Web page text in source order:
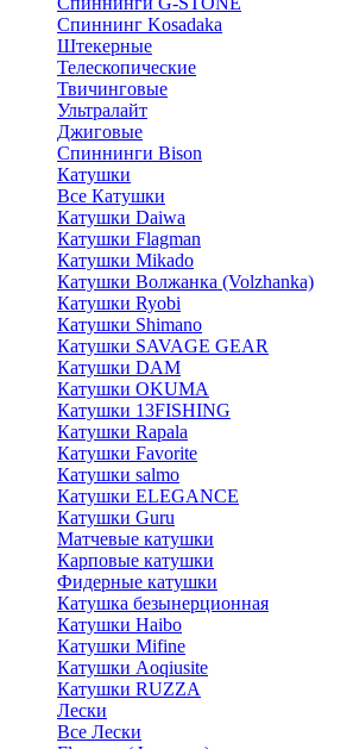
Спиннинг Kosadaka
Штекерные
Телескопические
Твичинговые
Ультралайт
Джиговые
Спиннинги Bison
Катушки
Все Катушки
Катушки Daiwa
Катушки Flagman
Катушки Mikado
Катушки Волжанка (Volzhanka)
Катушки Ryobi
Катушки Shimano
Катушки SAVAGE GEAR
Катушки DAM
Катушки OKUMA
Катушки 13FISHING
Катушки Rapala
Катушки Favorite
Катушки salmo
Катушки ELEGANCE
Катушки Guru
Матчевые катушки
Карповые катушки
Фидерные катушки
Катушка безынерционная
Катушки Haibo
Катушки Mifine
Катушки Aoqiusite
Катушки RUZZA
Лески
Все Лески